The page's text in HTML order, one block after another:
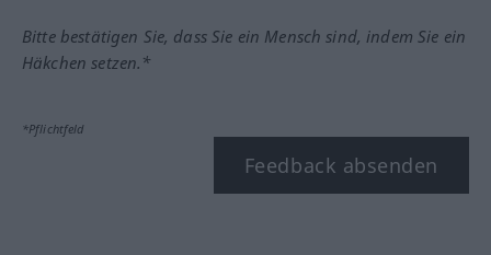
Bitte bestätigen Sie, dass Sie ein Mensch sind, indem Sie ein
Häkchen setzen.*
*Pflichtfeld
Feedback absenden